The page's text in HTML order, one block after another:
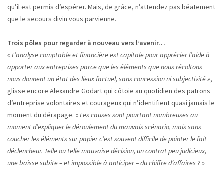
qu’il est permis d’espérer. Mais, de grâce, n’attendez pas béatement
que le secours divin vous parvienne.
Trois pôles pour regarder à nouveau vers l’avenir…
« L’analyse comptable et financière est capitale pour apprécier l’aide à
apporter aux entreprises parce que les éléments que nous récoltons
nous donnent un état des lieux factuel, sans concession ni subjectivité »,
glisse encore Alexandre Godart qui côtoie au quotidien des patrons
d’entreprise volontaires et courageux qui n’identifient quasi jamais le
moment du dérapage. «Les causes sont pourtant nombreuses au
moment d’expliquer ledéroulement du mauvais scénario, mais sans
coucher les éléments sur papier c’estsouvent difficile de pointer le fait
déclencheur. Telle ou telle mauvaise décision, un contrat peu judicieux,
une baisse subite– et impossible à anticiper – du chiffred’affaires ? »